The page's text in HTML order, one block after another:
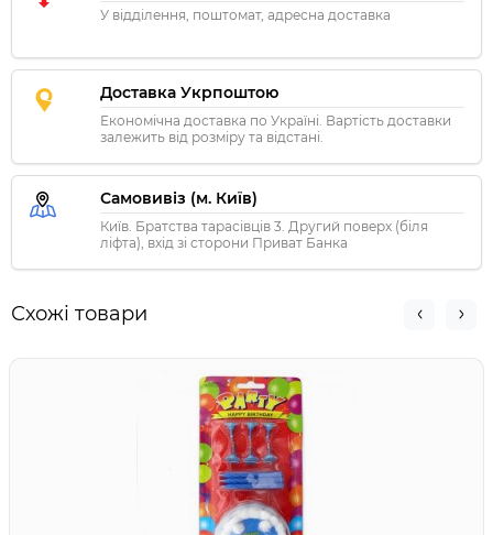
У відділення, поштомат, адресна доставка
Доставка Укрпоштою
Економічна доставка по Україні. Вартість доставки
залежить від розміру та відстані.
Самовивіз (м. Київ)
Київ. Братства тарасівців 3. Другий поверх (біля
ліфта), вхід зі сторони Приват Банка
Схожі товари